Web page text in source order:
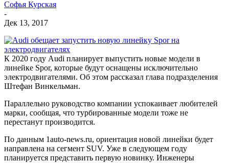
Софья Курская
-
Дек 13, 2017
К 2020 году Audi планирует выпустить новые модели в
линейке Spor, которые будут оснащены исключительно
электродвигателями. Об этом рассказал глава подразделения
Штефан Винкельман.
Параллельно руководство компании успокаивает любителей
марки, сообщая, что турбированные модели тоже не
перестанут производится.
По данным 1auto-news.ru, ориентация новой линейки будет
направлена на сегмент SUV. Уже в следующем году
планируется представить первую новинку. Инженеры